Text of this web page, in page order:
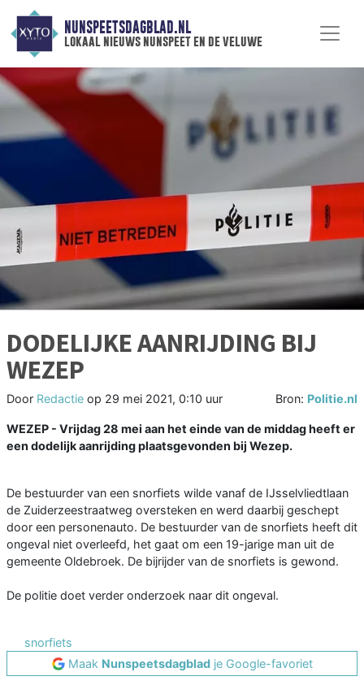
NUNSPEETSDAGBLAD.NL
lokaal nieuws nunspeet en de veluwe
DODELIJKE AANRIJDING BIJ
WEZEP
Door Redactie op 29 mei 2021, 0:10 uur Bron: Politie.nl
WEZEP - Vrijdag 28 mei aan het einde van de middag heeft er
een dodelijk aanrijding plaatsgevonden bij Wezep.
De bestuurder van een snorfiets wilde vanaf de IJsselvliedtlaan
de Zuiderzeestraatweg oversteken en werd daarbij geschept
door een personenauto. De bestuurder van de snorfiets heeft dit
ongeval niet overleefd, het gaat om een 19-jarige man uit de
gemeente Oldebroek. De bijrijder van de snorfiets is gewond.
De politie doet verder onderzoek naar dit ongeval.
snorfiets
Maak Nunspeetsdagbladje Google-favoriet